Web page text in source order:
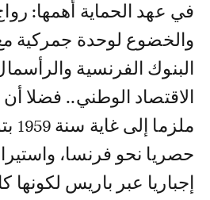
في عهد الحماية أهمها:
والخضوع لوحدة جمركية
البنوك الفرنسية
الاقتصاد الوطني.. فضلا
حصريا نحو فرنسا،
إجباريا عبر باريس لكونها